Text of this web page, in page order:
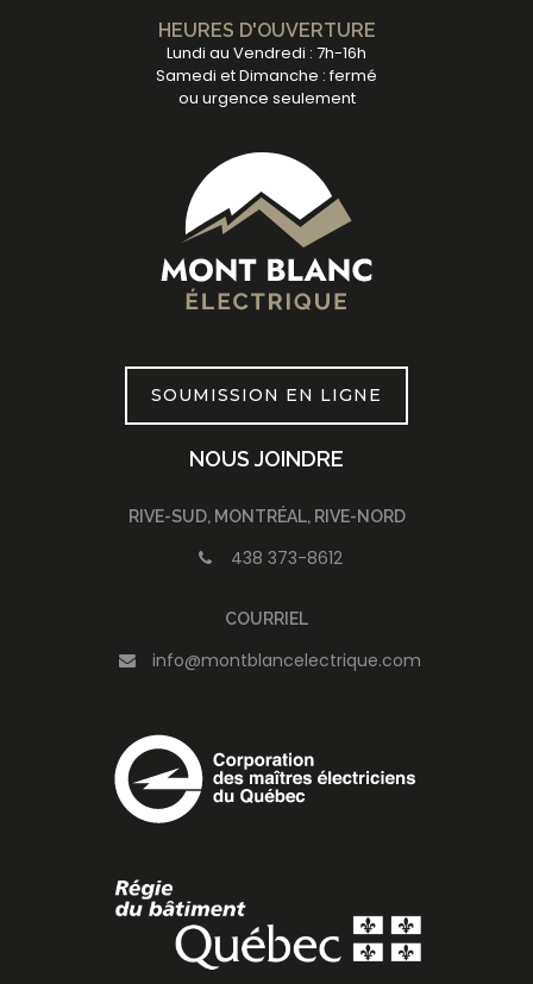
HEURES D'OUVERTURE
Lundi au Vendredi : 7h-16h
Samedi et Dimanche : fermé
ou urgence seulement
SOUMISSION EN LIGNE
NOUS JOINDRE
RIVE-SUD, MONTRÉAL, RIVE-NORD
438 373-8612
COURRIEL
info@montblancelectrique.com